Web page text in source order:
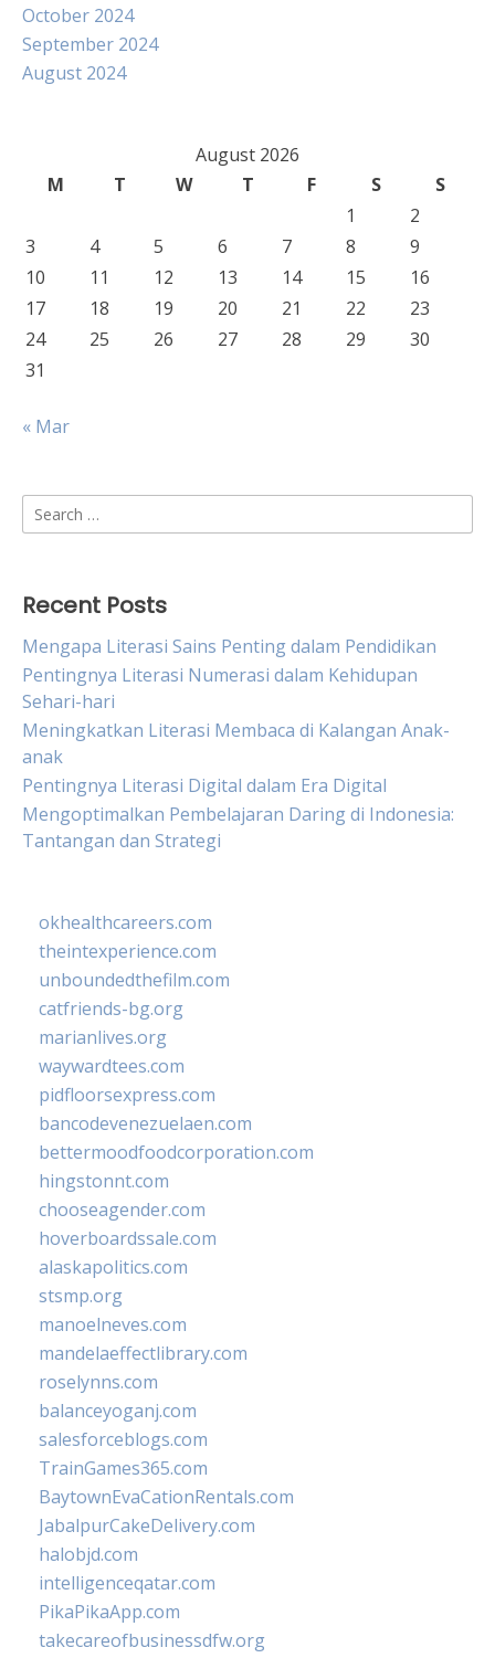
October 2024
September 2024
August 2024
August 2026
M
T W T F S
S
1
2
3
4 5 6 7 8
9
10
11 12 13 14 15
16
17
18 19 20 21 22
23
24
25 26 27 28 29
30
31
« Mar
Search
for:
Recent Posts
Mengapa Literasi Sains Penting dalam Pendidikan
Pentingnya Literasi Numerasi dalam Kehidupan
Sehari-hari
Meningkatkan Literasi Membaca di Kalangan Anak-
anak
Pentingnya Literasi Digital dalam Era Digital
Mengoptimalkan Pembelajaran Daring di Indonesia:
Tantangan dan Strategi
okhealthcareers.com
theintexperience.com
unboundedthefilm.com
catfriends-bg.org
marianlives.org
waywardtees.com
pidfloorsexpress.com
bancodevenezuelaen.com
bettermoodfoodcorporation.com
hingstonnt.com
chooseagender.com
hoverboardssale.com
alaskapolitics.com
stsmp.org
manoelneves.com
mandelaeffectlibrary.com
roselynns.com
balanceyoganj.com
salesforceblogs.com
TrainGames365.com
BaytownEvaCationRentals.com
JabalpurCakeDelivery.com
halobjd.com
intelligenceqatar.com
PikaPikaApp.com
takecareofbusinessdfw.org